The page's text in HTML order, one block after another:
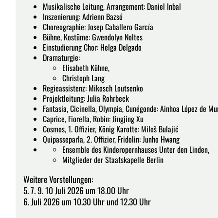
Musikalische Leitung, Arrangement: Daniel Inbal
Inszenierung: Adrienn Bazsó
Choreographie: Josep Caballero García
Bühne, Kostüme: Gwendolyn Noltes
Einstudierung Chor: Helga Delgado
Dramaturgie:
Elisabeth Kühne,
Christoph Lang
Regieassistenz: Mikosch Loutsenko
Projektleitung: Julia Rohrbeck
Fantasia, Cicinella, Olympia, Cunégonde: Ainhoa López de
Caprice, Fiorella, Robin: Jingjing Xu
Cosmos, 1. Offizier, König Karotte: Miloš Bulajić
Quipasseparla, 2. Offizier, Fridolin: Junho Hwang
Ensemble des Kinderopernhauses Unter den Linden,
Mitglieder der Staatskapelle Berlin
Weitere Vorstellungen:
5. 7. 9. 10 Juli 2026 um 18.00 Uhr
6. Juli 2026 um 10.30 Uhr und 12.30 Uhr